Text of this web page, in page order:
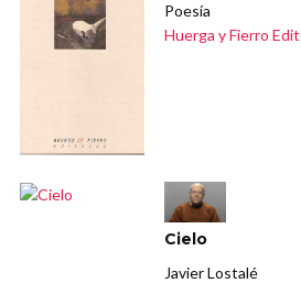
Poesía
Huerga y Fierro
Cielo
Javier Lostalé